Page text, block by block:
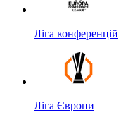
Ліга конференцій
Ліга Європи